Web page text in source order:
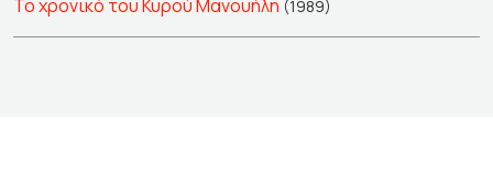
Το χρονικό του Κυρού Μανουήλη (1989)